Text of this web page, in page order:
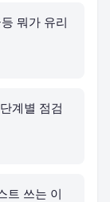
뭐가 유리
계별 점검
트 쓰는 이